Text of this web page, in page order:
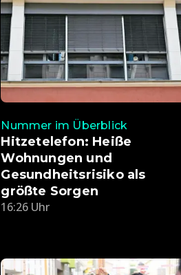
Nummer im Überblick
Hitzetelefon: Heiße
Wohnungen und
Gesundheitsrisiko als
größte Sorgen
16:26 Uhr